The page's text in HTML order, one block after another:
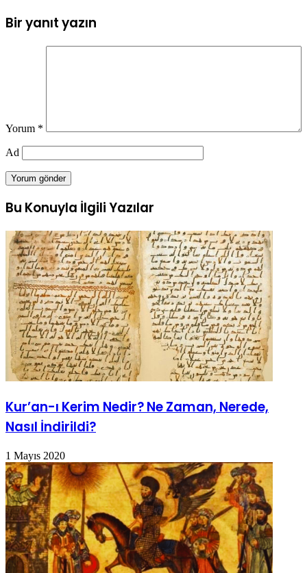
Bir yanıt yazın
Yorum *
Ad
Bu Konuyla İlgili Yazılar
Kur’an-ı Kerim Nedir? Ne Zaman, Nerede,
Nasıl İndirildi?
1 Mayıs 2020